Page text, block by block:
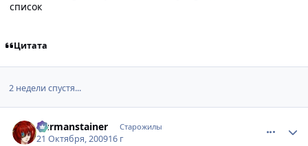
список
Цитата
2 недели спустя...
Durmanstainer Старожилы
21 Октября, 200916 г